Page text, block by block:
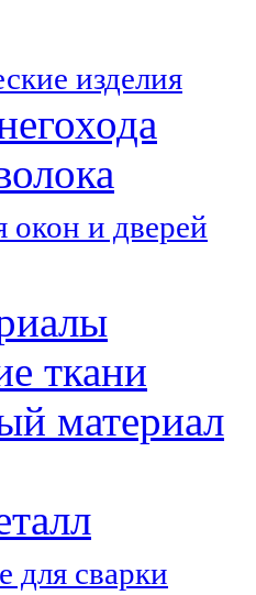
изделия
окон и дверей
ткани
материал
для сварки